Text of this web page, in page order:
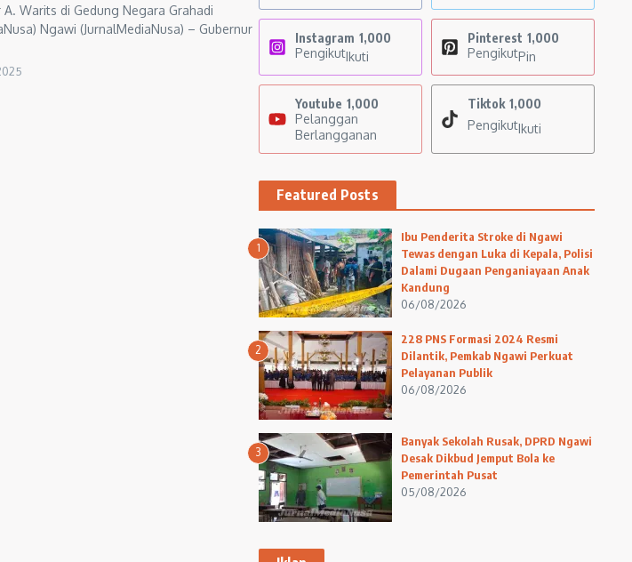
Warits di Gedung Negara Grahadi
Ngawi (JurnalMediaNusa) – Gubernur
Instagram 1,000
PengikutIkuti
Pinterest 1,000
PengikutPin
Youtube 1,000
Pelanggan
Berlangganan
Tiktok 1,000
PengikutIkuti
Featured Posts
1
Ibu Penderita Stroke di Ngawi
Tewas dengan Luka di Kepala, Polisi
Dalami Dugaan Penganiayaan Anak
Kandung
06/08/2026
2
228 PNS Formasi 2024 Resmi
Dilantik, Pemkab Ngawi Perkuat
Pelayanan Publik
06/08/2026
3
Banyak Sekolah Rusak, DPRD Ngawi
Desak Dikbud Jemput Bola ke
Pemerintah Pusat
05/08/2026